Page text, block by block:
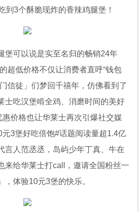
到3个酥脆现炸的香辣鸡腿堡！
堡可以说是实至名归的畅销24年
超低价格不仅让消费者直呼“钱包
信徒」们梦回千禧年，仿佛看到了
士吃汉堡啃全鸡、消磨时间的美好
价格也让华莱士再次引爆社交媒
3堡好吃倍饱#话题阅读量超1.4亿
言人范丞丞，岛屿少年丁真、牛在
来给华莱士打call，邀请全国粉丝一
，体验10元3堡的快乐。